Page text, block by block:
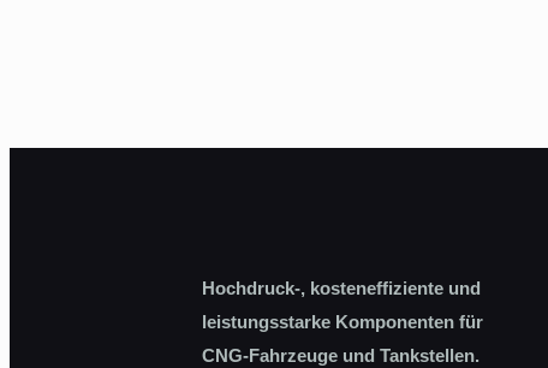
Hochdruck-, kosteneffiziente und
leistungsstarke Komponenten für
CNG-Fahrzeuge und Tankstellen.